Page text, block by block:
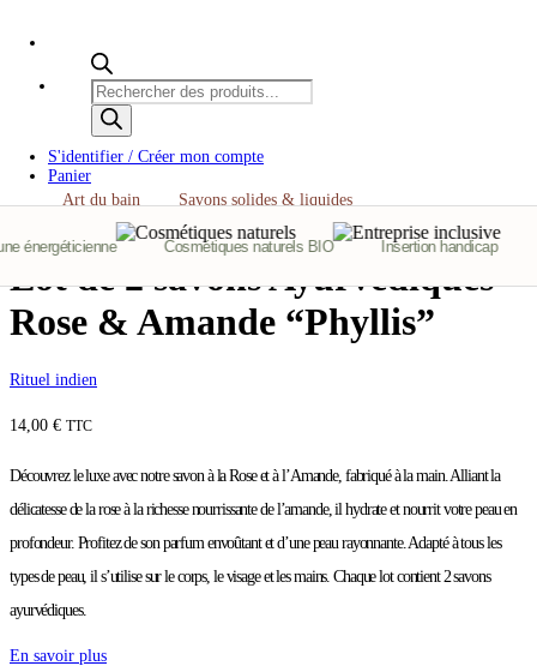
Recherche
de
produits
S'identifier / Créer mon compte
Panier
Cosmétiques naturels BIO Insertion handicap
Art du bain Savons solides & liquides
Lot de 2 savons Ayurvédiques
Rose & Amande “Phyllis”
Rituel indien
14,00 € TTC
Découvrez le luxe avec notre savon à la Rose et à l’Amande, fabriqué à la main. Alliant la
délicatesse de la rose à la richesse nourrissante de l’amande, il hydrate et nourrit votre peau en
profondeur. Profitez de son parfum envoûtant et d’une peau rayonnante. Adapté à tous les
types de peau, il s’utilise sur le corps, le visage et les mains. Chaque lot contient 2 savons
ayurvédiques.
En savoir plus